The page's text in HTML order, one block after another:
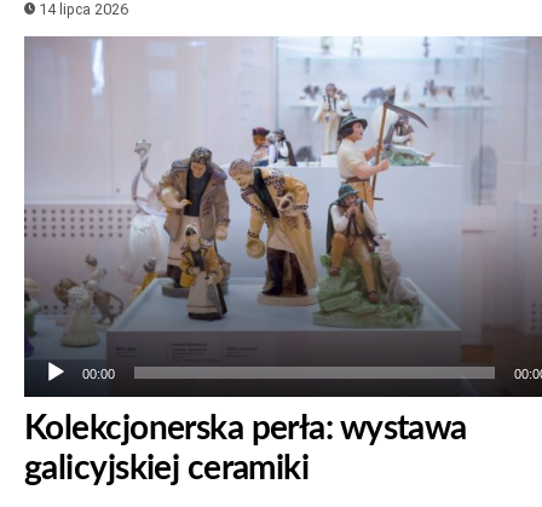
14 lipca 2026
Odtwarzacz
00:00
Kolekcjonerska perła: wystawa
galicyjskiej ceramiki